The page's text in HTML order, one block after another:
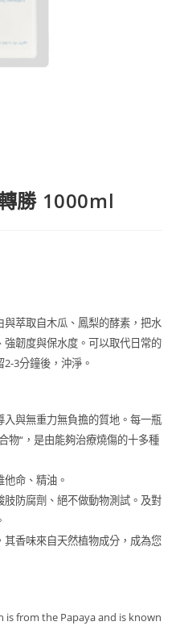
勝 1000ml
萃取自木瓜、鳳梨的酵素，把水
韌度與保水度。可以取代日常的
3分鐘後，沖淨。
與無重力無負擔的質地。每一瓶
物“，是由能夠治療燒傷的十多種
命、精油。
防腐劑、絕不做動物測試。及對
香味來自天然植物成分，成為您
is from the Papaya and is known